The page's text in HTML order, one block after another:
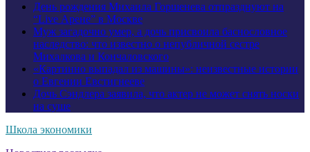
День рождения Михаила Горшенева отпразднуют на
“Live Арене” в Москве
Муж загадочно умер, а дочь присвоила баснословное
наследство: что известно о непубличной сестре
Михалкова и Кончаловского
«Картинно выпадал из машины»: неизвестные истории
о Евгении Евстигнееве
Дочь Сэндлера заявила, что актер не может снять носки
на суше
Школа экономики